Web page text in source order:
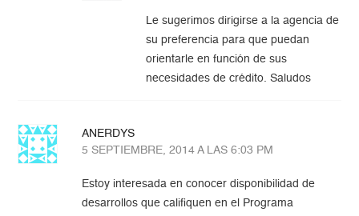
Le sugerimos dirigirse a la agencia de
su preferencia para que puedan
orientarle en función de sus
necesidades de crédito. Saludos
ANERDYS
5 SEPTIEMBRE, 2014 A LAS 6:03 PM
Estoy interesada en conocer disponibilidad de
desarrollos que califiquen en el Programa